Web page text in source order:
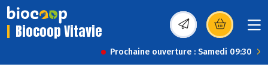
Biocoop Vitavie (s’ouvre dans une
Prochaine ouverture : Samedi 09:30